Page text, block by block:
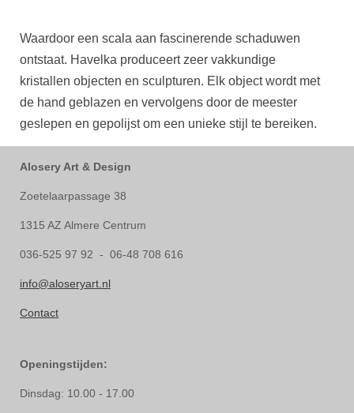
Waardoor een scala aan fascinerende schaduwen
ontstaat. Havelka produceert zeer vakkundige
kristallen objecten en sculpturen. Elk object wordt met
de hand geblazen en vervolgens door de meester
geslepen en gepolijst om een unieke stijl te bereiken.
Alosery Art & Design
Zoetelaarpassage 38
1315 AZ Almere Centrum
036-525 97 92 - 06-48 708 616
info@aloseryart.nl
Contact
Openingstijden:
Dinsdag: 10.00 - 17.00